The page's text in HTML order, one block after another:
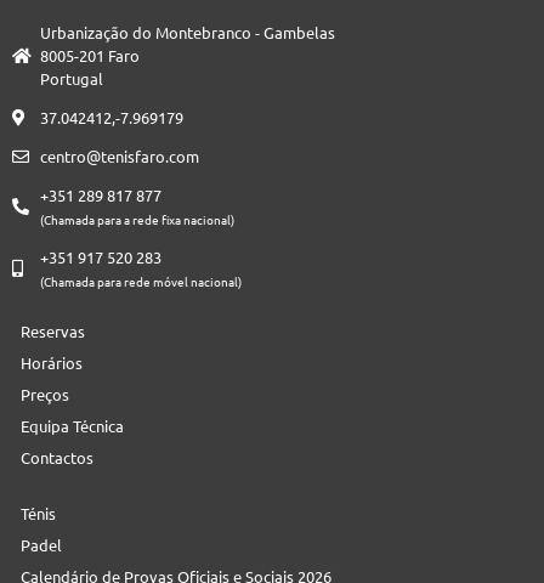
Urbanização do Montebranco - Gambelas
8005-201 Faro
Portugal
37.042412,-7.969179
centro@tenisfaro.com
+351 289 817 877
(Chamada para a rede fixa nacional)
+351 917 520 283
(Chamada para rede móvel nacional)
Reservas
Horários
Preços
Equipa Técnica
Contactos
Ténis
Padel
Calendário de Provas Oficiais e Sociais 2026